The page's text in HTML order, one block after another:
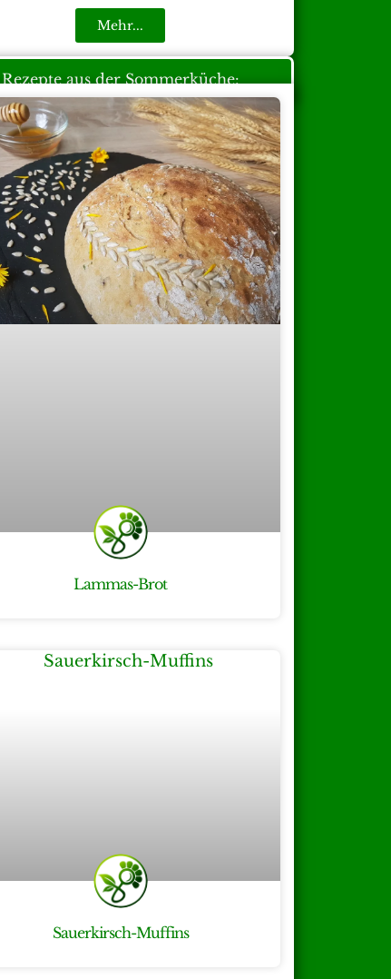
Mehr...
Rezepte aus der Sommerküche:
Lammas-Brot
Sauerkirsch-Muffins